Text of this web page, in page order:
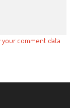
your comment data